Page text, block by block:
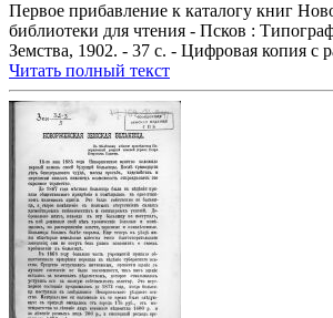
Первое прибавление к каталогу книг
библиотеки для чтения - Псков :
Земства, 1902. - 37 с. - Цифровая копия с
Читать полный текст